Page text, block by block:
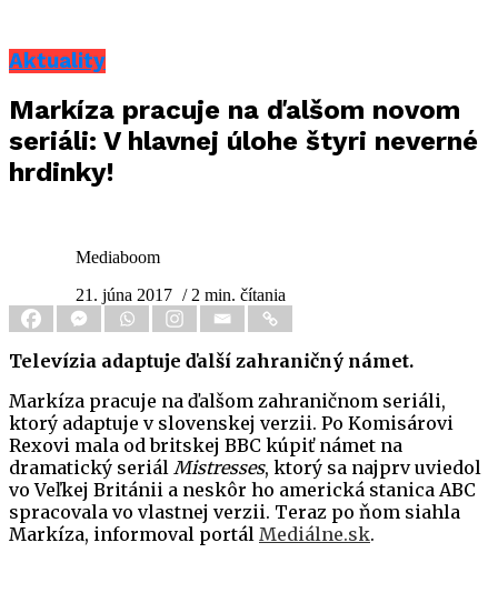
Aktuality
Markíza pracuje na ďalšom novom
seriáli: V hlavnej úlohe štyri neverné
hrdinky!
Mediaboom
21. júna 2017 / 2 min. čítania
Televízia adaptuje ďalší zahraničný námet.
Markíza pracuje na ďalšom zahraničnom seriáli,
ktorý adaptuje v slovenskej verzii. Po Komisárovi
Rexovi mala od britskej BBC kúpiť námet na
dramatický seriál Mistresses, ktorý sa najprv uviedol
vo Veľkej Británii a neskôr ho americká stanica ABC
spracovala vo vlastnej verzii. Teraz po ňom siahla
Markíza, informoval portál Mediálne.sk.